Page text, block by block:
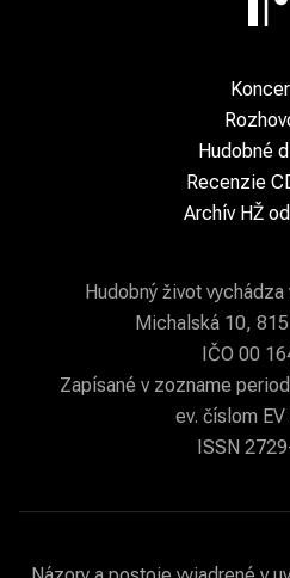
Hudobné
Recenzie
Archív HŽ
Hudobný život
Michalská 10,
IČO 00
Zapísané v zozname
ev. číslom
ISSN